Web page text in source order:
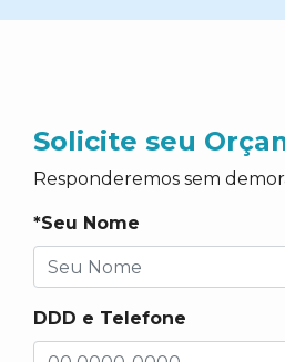
Solicite seu
Responderemos sem
*Seu Nome
DDD e Telefone